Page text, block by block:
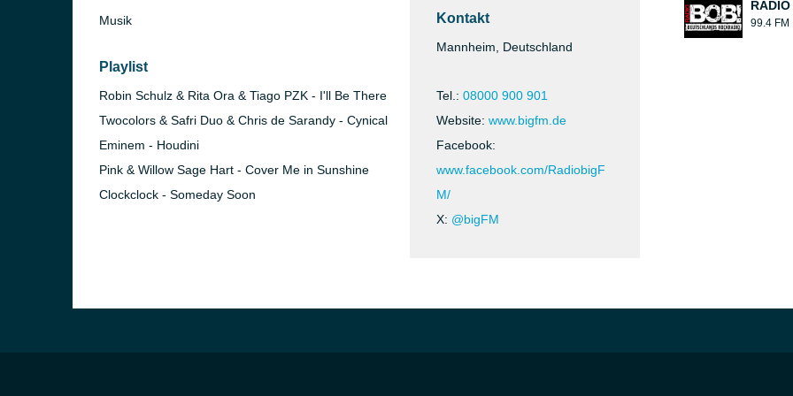
Musik
Playlist
Robin Schulz & Rita Ora & Tiago PZK - I'll Be There
Twocolors & Safri Duo & Chris de Sarandy - Cynical
Eminem - Houdini
Pink & Willow Sage Hart - Cover Me in Sunshine
Clockclock - Someday Soon
Kontakt
Mannheim, Deutschland
Tel.: 08000 900 901
Website: www.bigfm.de
Facebook:
www.facebook.com/RadiobigF
M/
X: @bigFM
99.4 FM